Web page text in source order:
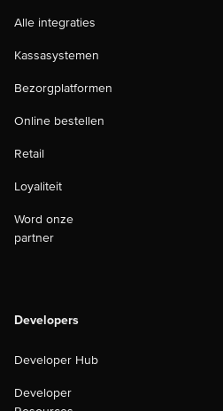
Alle integraties
Kassasystemen
Bezorgplatformen
Online bestellen
Retail
Loyaliteit
Word onze
partner
Developers
Developer Hub
Developer